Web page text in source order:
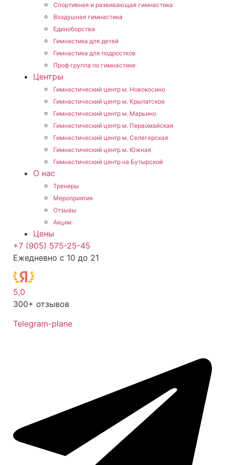
Спортивная и развивающая гимнастика
Воздушная гимнастика
Единоборства
Гимнастика для детей
Гимнастика для подростков
Проф группа по гимнастике
Центры
Гимнастический центр м. Новокосино
Гимнастический центр м. Крылатское
Гимнастический центр м. Марьино
Гимнастический центр м. Первомайская
Гимнастический центр м. Селегерская
Гимнастический центр м. Южная
Гимнастический центр на Бутырской
О нас
Тренеры
Мероприятия
Отзывы
Акции
Цены
+7 (905) 575-25-45
Ежедневно с 10 до 21
5,0
300+ отзывов
Telegram-plane